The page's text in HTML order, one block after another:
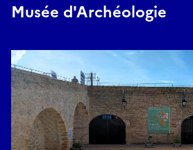
Musée d'Archéologie